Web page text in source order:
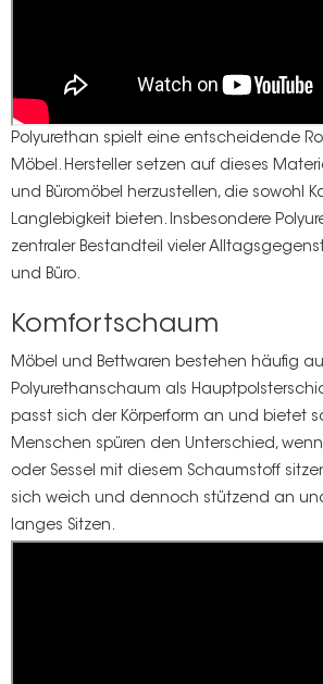
Polyurethan spielt eine entscheidende
Möbel. Hersteller setzen auf dieses
und Büromöbel herzustellen, die sowohl
Langlebigkeit bieten. Insbesondere
zentraler Bestandteil vieler
und Büro.
Komfortschaum
Möbel und Bettwaren bestehen häufig
Polyurethanschaum als
passt sich der Körperform an und bietet
Menschen spüren den Unterschied,
oder Sessel mit diesem Schaumstoff
sich weich und dennoch stützend an
langes Sitzen.